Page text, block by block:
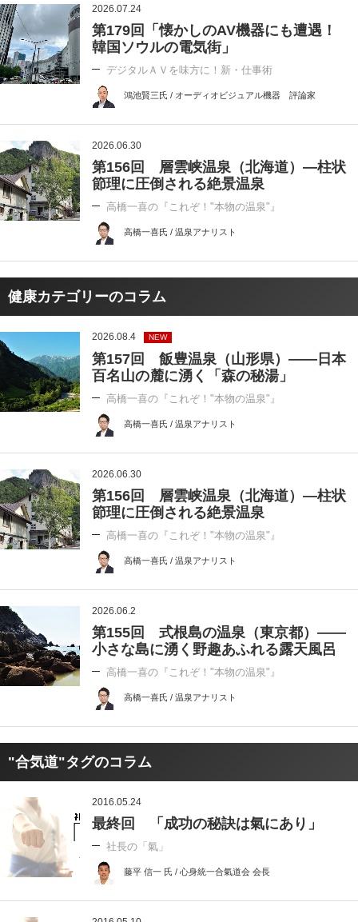
2026.07.24
第179回「懐かしのAV機器にも遭遇！
韓国ソウルの電気街」
デジタルＡＶを味方に！新・仕事術
鴻池賢三氏 / オーディオビジュアル機器 評論家
2026.06.30
第156回 層雲峡温泉（北海道）―柱状
節理に圧倒される絶景温泉
高橋一喜の『これぞ！"本物の温泉"』
高橋一喜氏 / 温泉アナリスト
健康カテゴリーのコラム
2026.08.4 NEW
第157回 飯豊温泉（山形県）――日本
百名山の麓に湧く「森の秘湯」
高橋一喜の『これぞ！"本物の温泉"』
高橋一喜氏 / 温泉アナリスト
2026.06.30
第156回 層雲峡温泉（北海道）―柱状
節理に圧倒される絶景温泉
高橋一喜の『これぞ！"本物の温泉"』
高橋一喜氏 / 温泉アナリスト
2026.06.2
第155回 式根島の温泉（東京都）――
小さな島に湧く野趣あふれる露天風呂
高橋一喜の『これぞ！"本物の温泉"』
高橋一喜氏 / 温泉アナリスト
"合気道"タグのコラム
2016.05.24
最終回 「成功の秘訣は氣にあり」
社長の「氣」
藤平 信一 氏 / 心身統一合氣道会 会長